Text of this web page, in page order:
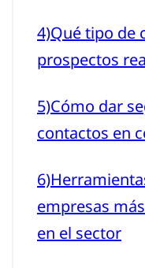
4)Qué tipo de
prospectos
5)Cómo dar
contactos en
empresas
en el sector